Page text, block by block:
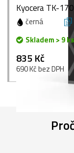
Kyocera TK-
černá
Skladem > 9 ks
835 Kč
690 Kč bez DPH
Proč